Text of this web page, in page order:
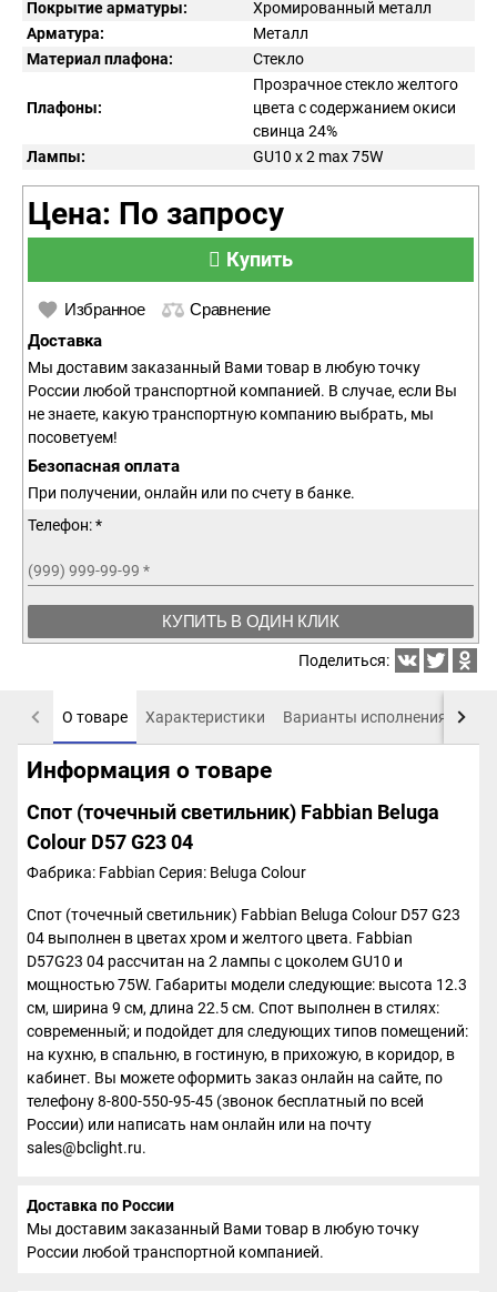
Покрытие арматуры:
Хромированный металл
Арматура:
Металл
Материал плафона:
Стекло
Плафоны:
Прозрачное стекло желтого
цвета с содержанием окиси
свинца 24%
Лампы:
GU10 x 2 max 75W
Цена: По запросу
Купить
Избранное Сравнение
Доставка
Мы доставим заказанный Вами товар в любую точку
России любой транспортной компанией. В случае, если Вы
не знаете, какую транспортную компанию выбрать, мы
посоветуем!
Безопасная оплата
При получении, онлайн или по счету в банке.
Телефон: *
(999) 999-99-99 *
КУПИТЬ В ОДИН КЛИК
Поделиться:
О товаре Характеристики Варианты исполнения
Информация о товаре
Спот (точечный светильник) Fabbian Beluga
Colour D57 G23 04
Фабрика: Fabbian Серия: Beluga Colour
Спот (точечный светильник) Fabbian Beluga Colour D57 G23
04 выполнен в цветах хром и желтого цвета. Fabbian
D57G23 04 рассчитан на 2 лампы с цоколем GU10 и
мощностью 75W. Габариты модели следующие: высота 12.3
см, ширина 9 см, длина 22.5 см. Спот выполнен в стилях:
современный; и подойдет для следующих типов помещений:
на кухню, в спальню, в гостиную, в прихожую, в коридор, в
кабинет. Вы можете оформить заказ онлайн на сайте, по
телефону 8-800-550-95-45 (звонок бесплатный по всей
России) или написать нам онлайн или на почту
sales@bclight.ru.
Доставка по России
Мы доставим заказанный Вами товар в любую точку
России любой транспортной компанией.